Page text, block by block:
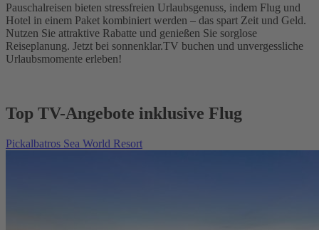
Pauschalreisen bieten stressfreien Urlaubsgenuss, indem Flug und
Hotel in einem Paket kombiniert werden – das spart Zeit und Geld.
Nutzen Sie attraktive Rabatte und genießen Sie sorglose
Reiseplanung. Jetzt bei sonnenklar.TV buchen und unvergessliche
Urlaubsmomente erleben!
Top TV-Angebote inklusive Flug
Pickalbatros Sea World Resort